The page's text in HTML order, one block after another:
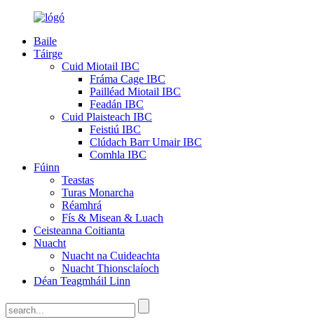
Baile
Táirge
Cuid Miotail IBC
Fráma Cage IBC
Pailléad Miotail IBC
Feadán IBC
Cuid Plaisteach IBC
Feistiú IBC
Clúdach Barr Umair IBC
Comhla IBC
Fúinn
Teastas
Turas Monarcha
Réamhrá
Fís & Misean & Luach
Ceisteanna Coitianta
Nuacht
Nuacht na Cuideachta
Nuacht Thionsclaíoch
Déan Teagmháil Linn